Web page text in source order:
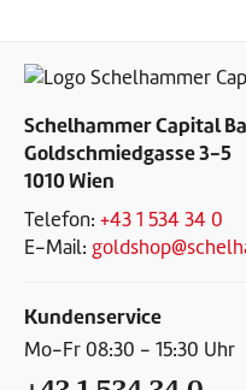
Schelhammer Capital
Goldschmiedgasse 3-5
1010 Wien
Telefon: +43 1 534 34 0
E-Mail:
Kundenservice
Mo-Fr 08:30 - 15:30 Uhr